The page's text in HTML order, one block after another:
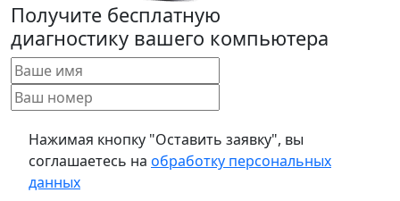
Получите бесплатную
диагностику вашего компьютера
Нажимая кнопку "Оставить заявку", вы
соглашаетесь на обработку персональных
данных